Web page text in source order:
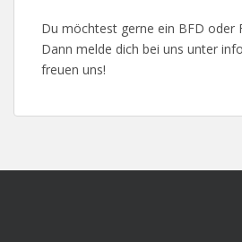
Du möchtest gerne ein BFD oder
Dann melde dich bei uns unter
freuen uns!